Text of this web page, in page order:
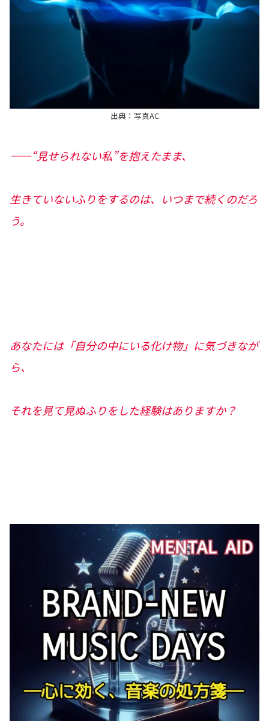
出典：写真AC
――“見せられない私”を抱えたまま、
生きていないふりをするのは、いつまで続くのだろ
う。
あなたには「自分の中にいる化け物」に気づきなが
ら、
それを見て見ぬふりをした経験はありますか？